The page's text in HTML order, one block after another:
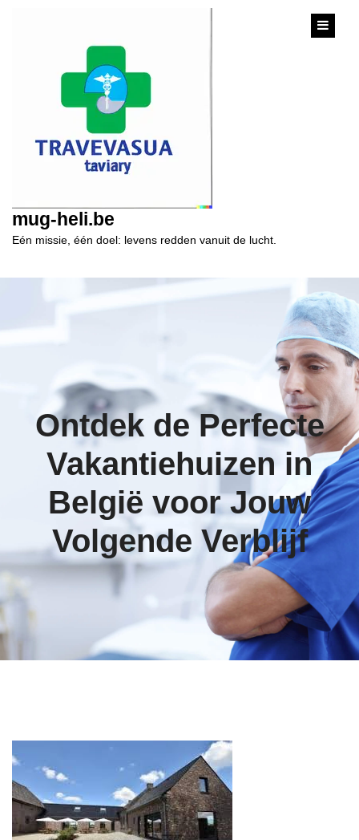
mug-heli.be
Eén missie, één doel: levens redden vanuit de lucht.
Ontdek de Perfecte
Vakantiehuizen in
België voor Jouw
Volgende Verblijf